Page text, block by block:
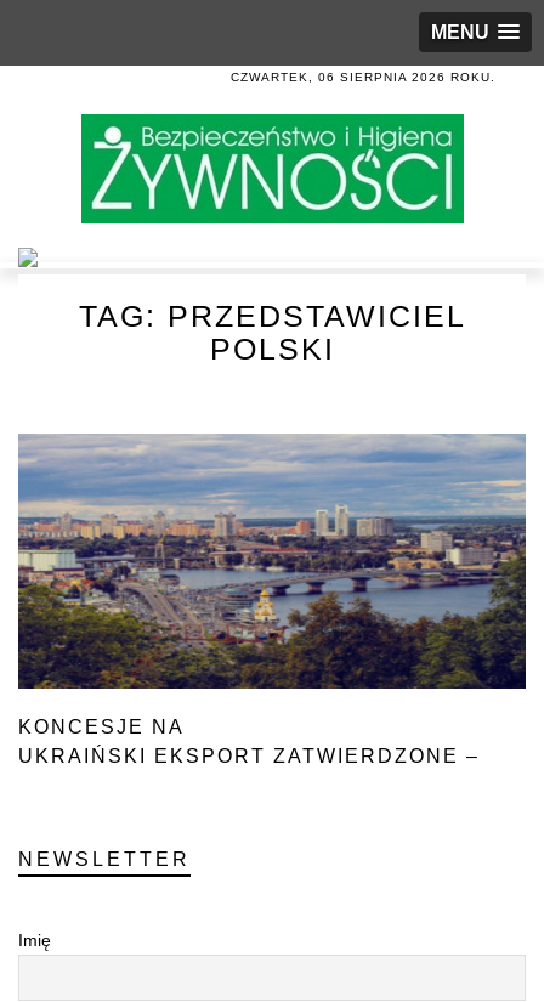
MENU
CZWARTEK, 06 SIERPNIA 2026 ROKU.
TAG: PRZEDSTAWICIEL
POLSKI
KONCESJE NA
UKRAIŃSKI EKSPORT ZATWIERDZONE –
NEWSLETTER
Imię